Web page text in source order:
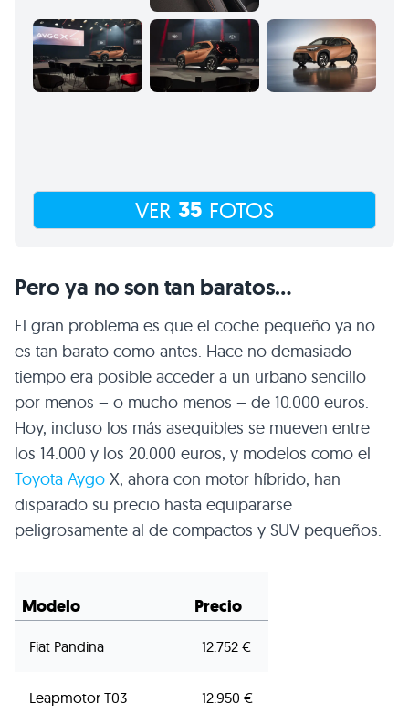
VER 35 FOTOS
Pero ya no son tan baratos…
El gran problema es que el coche pequeño ya no
es tan barato como antes. Hace no demasiado
tiempo era posible acceder a un urbano sencillo
por menos – o mucho menos – de 10.000 euros.
Hoy, incluso los más asequibles se mueven entre
los 14.000 y los 20.000 euros, y modelos como el
Toyota Aygo X, ahora con motor híbrido, han
disparado su precio hasta equipararse
peligrosamente al de compactos y SUV pequeños.
Modelo Precio
Fiat Pandina 12.752 €
Leapmotor T03 12.950 €